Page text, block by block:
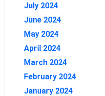
July 2024
June 2024
May 2024
April 2024
March 2024
February 2024
January 2024